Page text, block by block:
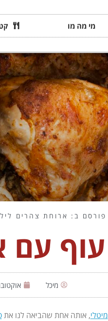
מי מה מו
פורסם ב: ארוחת צהרים
עוף עם
מיכל אוקטובר 16,
מיטלי, אותה אחת שהביאה לנו את